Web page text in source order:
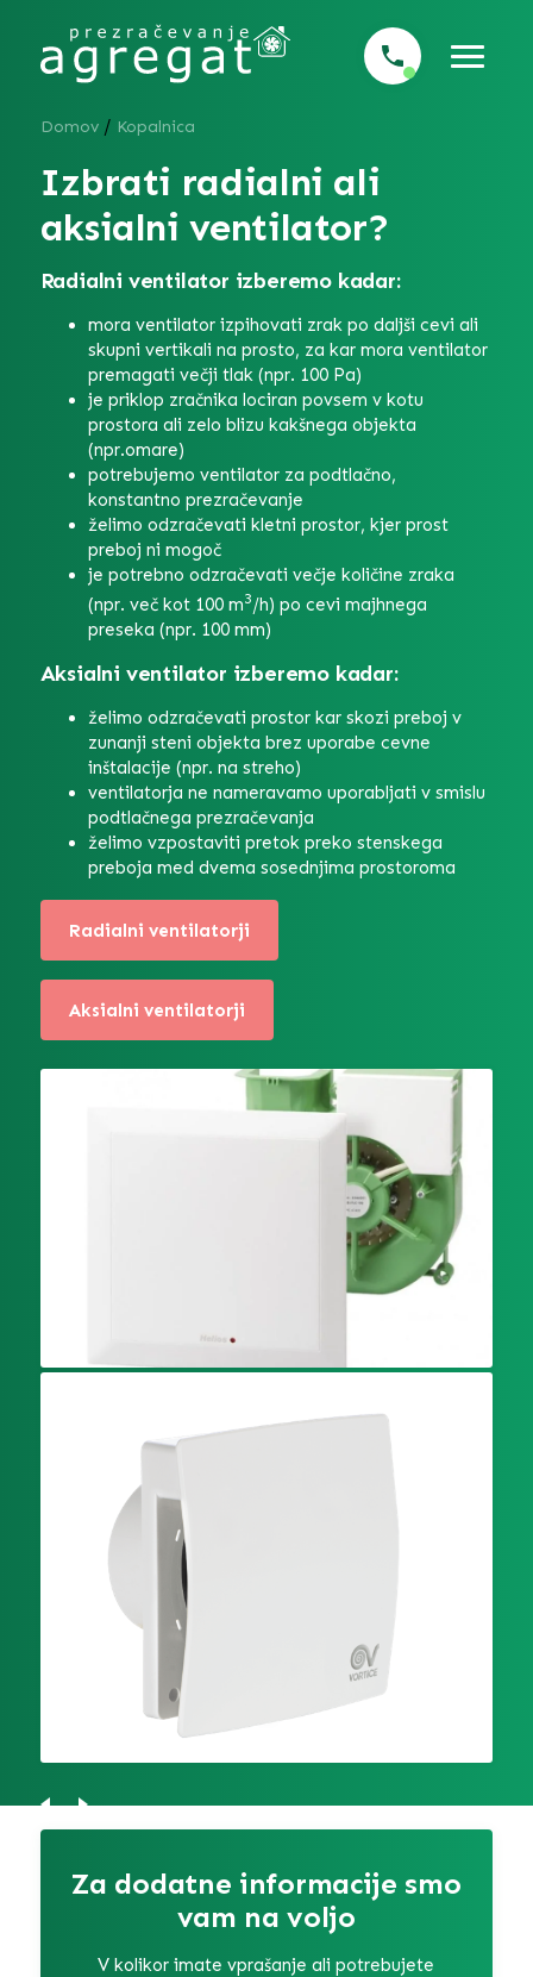
Domov / Kopalnica
Izbrati radialni ali
aksialni ventilator?
Radialni ventilator izberemo kadar:
mora ventilator izpihovati zrak po daljši cevi ali
skupni vertikali na prosto, za kar mora ventilator
premagati večji tlak (npr. 100 Pa)
je priklop zračnika lociran povsem v kotu
prostora ali zelo blizu kakšnega objekta
(npr.omare)
potrebujemo ventilator za podtlačno,
konstantno prezračevanje
želimo odzračevati kletni prostor, kjer prost
preboj ni mogoč
je potrebno odzračevati večje količine zraka
(npr. več kot 100 m3/h) po cevi majhnega
preseka (npr. 100 mm)
Aksialni ventilator izberemo kadar:
želimo odzračevati prostor kar skozi preboj v
zunanji steni objekta brez uporabe cevne
inštalacije (npr. na streho)
ventilatorja ne nameravamo uporabljati v smislu
podtlačnega prezračevanja
želimo vzpostaviti pretok preko stenskega
preboja med dvema sosednjima prostoroma
Radialni ventilatorji
Aksialni ventilatorji
Za dodatne informacije smo
vam na voljo
V kolikor imate vprašanje ali potrebujete